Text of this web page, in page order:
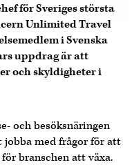
för Sveriges största
Unlimited Travel
i Svenska
uppdrag är att
och skyldigheter i
och besöksnäringen
jobba med frågor för att
branschen att växa.